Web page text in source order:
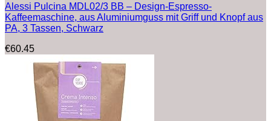
Alessi Pulcina MDL02/3 BB – Design-Espresso-
Kaffeemaschine, aus Aluminiumguss mit Griff und Knopf aus
PA, 3 Tassen, Schwarz
€60.45